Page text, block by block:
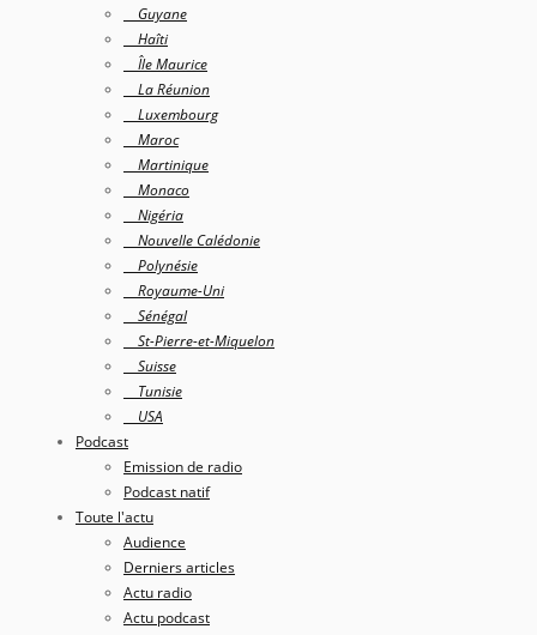
Guyane
Haîti
Île Maurice
La Réunion
Luxembourg
Maroc
Martinique
Monaco
Nigéria
Nouvelle Calédonie
Polynésie
Royaume-Uni
Sénégal
St-Pierre-et-Miquelon
Suisse
Tunisie
USA
Podcast
Emission de radio
Podcast natif
Toute l'actu
Audience
Derniers articles
Actu radio
Actu podcast